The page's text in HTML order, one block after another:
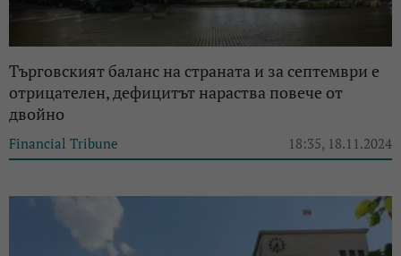
Търговският баланс на страната и за септември е
отрицателен, дефицитът нараства повече от
двойно
Financial Tribune 18:35, 18.11.2024